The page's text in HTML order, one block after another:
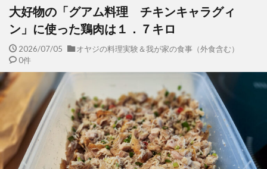
大好物の「グアム料理 チキンキャラグィ
ン」に使った鶏肉は１．７キロ
2026/07/05
オヤジの料理実験＆我が家の食事（外食含む）
0件
マレーシア動画
ヨーグルト
低温調理・スロークッカー
低糖質ダイエット
備忘録
動画 日本人村社会 脱水シート